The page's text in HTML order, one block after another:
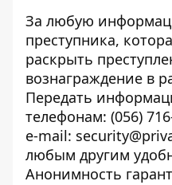
За любую
преступника,
раскрыть
вознаграждение в
Передать
телефонам: (056)
e-mail:
любым другим
Анонимность